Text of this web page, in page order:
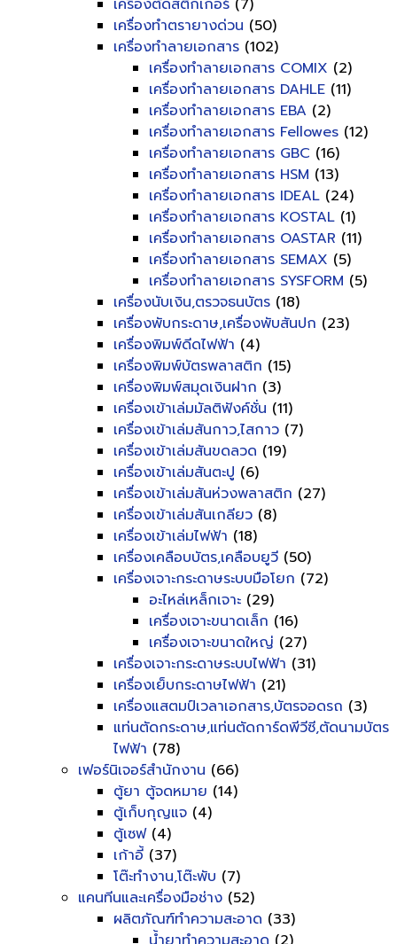
เครื่องตัดสติกเกอร์ (7)
เครื่องทำตรายางด่วน (50)
เครื่องทำลายเอกสาร (102)
เครื่องทำลายเอกสาร COMIX (2)
เครื่องทำลายเอกสาร DAHLE (11)
เครื่องทำลายเอกสาร EBA (2)
เครื่องทำลายเอกสาร Fellowes (12)
เครื่องทำลายเอกสาร GBC (16)
เครื่องทำลายเอกสาร HSM (13)
เครื่องทำลายเอกสาร IDEAL (24)
เครื่องทำลายเอกสาร KOSTAL (1)
เครื่องทำลายเอกสาร OASTAR (11)
เครื่องทำลายเอกสาร SEMAX (5)
เครื่องทำลายเอกสาร SYSFORM (5)
เครื่องนับเงิน,ตรวจธนบัตร (18)
เครื่องพับกระดาษ,เครื่องพับสันปก (23)
เครื่องพิมพ์ดีดไฟฟ้า (4)
เครื่องพิมพ์บัตรพลาสติก (15)
เครื่องพิมพ์สมุดเงินฝาก (3)
เครื่องเข้าเล่มมัลติฟังค์ชั่น (11)
เครื่องเข้าเล่มสันกาว,ไสกาว (7)
เครื่องเข้าเล่มสันขดลวด (19)
เครื่องเข้าเล่มสันตะปู (6)
เครื่องเข้าเล่มสันห่วงพลาสติก (27)
เครื่องเข้าเล่มสันเกลียว (8)
เครื่องเข้าเล่มไฟฟ้า (18)
เครื่องเคลือบบัตร,เคลือบยูวี (50)
เครื่องเจาะกระดาษระบบมือโยก (72)
อะไหล่เหล็กเจาะ (29)
เครื่องเจาะขนาดเล็ก (16)
เครื่องเจาะขนาดใหญ่ (27)
เครื่องเจาะกระดาษระบบไฟฟ้า (31)
เครื่องเย็บกระดาษไฟฟ้า (21)
เครื่องแสตมป์เวลาเอกสาร,บัตรจอดรถ (3)
แท่นตัดกระดาษ,แท่นตัดการ์ดพีวีซี,ตัดนามบัตร
ไฟฟ้า (78)
เฟอร์นิเจอร์สำนักงาน (66)
ตู้ยา ตู้จดหมาย (14)
ตู้เก็บกุญแจ (4)
ตู้เซฟ(4)
เก้าอี้ (37)
โต๊ะทำงาน,โต๊ะพับ (7)
แคนทีนและเครื่องมือช่าง (52)
ผลิตภัณฑ์ทำความสะอาด (33)